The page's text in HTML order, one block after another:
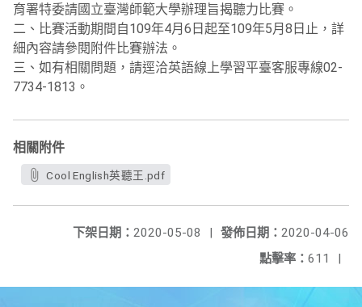
育署特委請國立臺灣師範大學辦理旨揭聽力比賽。
二、比賽活動期間自109年4月6日起至109年5月8日止，詳
細內容請參閱附件比賽辦法。
三、如有相關問題，請逕洽英語線上學習平臺客服專線02-
7734-1813。
相關附件
Cool English英聽王.pdf
發佈日期： 2020-04-06
下架日期： 2020-05-08
|
點擊率： 611 |